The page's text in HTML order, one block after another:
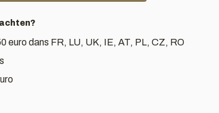
euro dans FR, LU, UK, IE, AT, PL, CZ, RO